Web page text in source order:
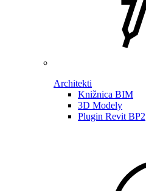
Architekti
Knižnica BIM
3D Modely
Plugin Revit BP2